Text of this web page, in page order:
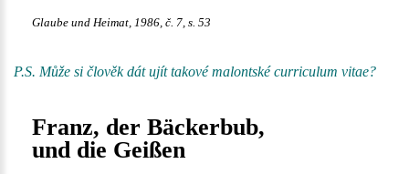
Glaube und Heimat, 1986, č. 7, s. 53
P.S. Může si člověk dát ujít takové malontské curriculum vitae?
Franz, der Bäckerbub,
und die Geißen